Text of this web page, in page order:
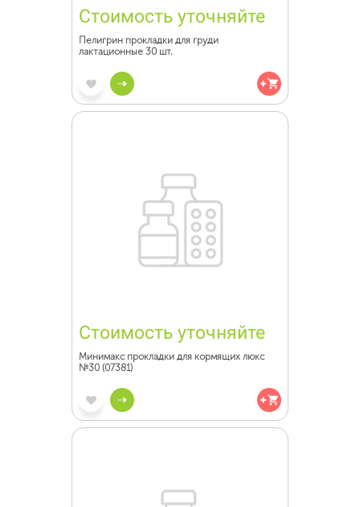
Стоимость уточняйте
Пелигрин прокладки для груди
лактационные 30 шт.
Стоимость уточняйте
Минимакс прокладки для кормящих люкс
№30 (07381)